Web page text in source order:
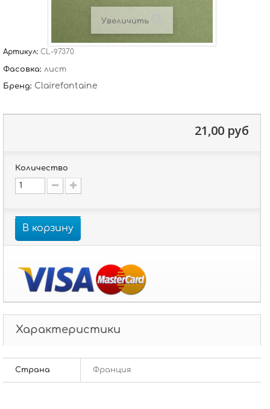
Увеличить
Артикул: CL-97370
Фасовка: лист
Бренд: Clairefontaine
21,00 руб
Количество
В корзину
Характеристики
Страна Франция